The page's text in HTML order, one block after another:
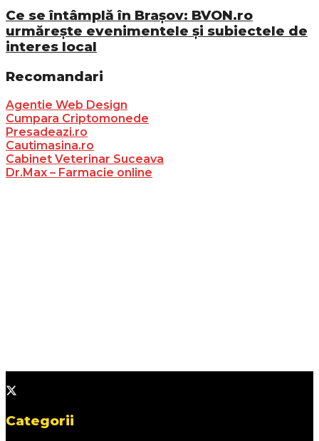
Ce se întâmplă în Brașov: BVON.ro
urmărește evenimentele și subiectele de
interes local
Recomandari
Agentie Web Design
Cumpara Criptomonede
Presadeazi.ro
Cautimasina.ro
Cabinet Veterinar Suceava
Dr.Max – Farmacie online
Categorii